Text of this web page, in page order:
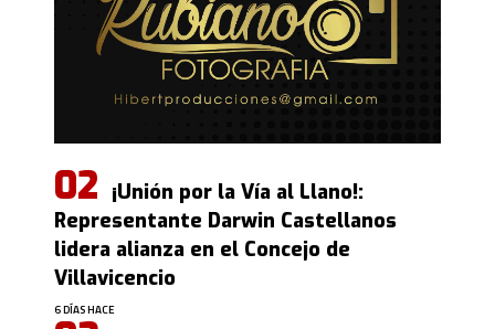
¡Unión por la Vía al Llano!:
Representante Darwin Castellanos
lidera alianza en el Concejo de
Villavicencio
6 DÍAS HACE